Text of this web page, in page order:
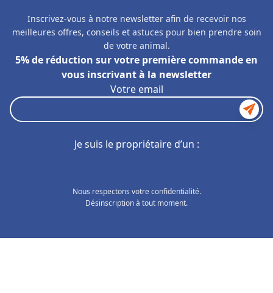
Inscrivez-vous à notre newsletter afin de recevoir nos
meilleures offres, conseils et astuces pour bien prendre soin
de votre animal.
5% de réduction sur votre première commande en
vous inscrivant à la newsletter
Votre email
Je suis le propriétaire d’un :
Nous respectons votre confidentialité.
Désinscription à tout moment.